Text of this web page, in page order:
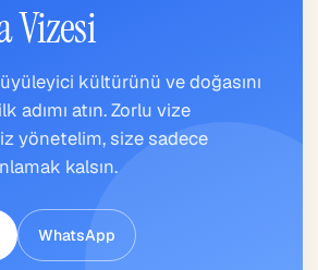
Vizesi
kültürünü ve doğasını
adımı atın. Zorlu vize
yönetelim, size sadece
kalsın.
WhatsApp